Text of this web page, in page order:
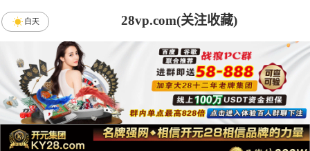
28vp.com(关注收藏)
白天